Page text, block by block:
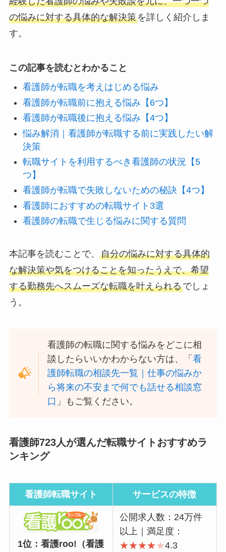
の悩みに対する具体的な解決策を詳しく紹介しま
す。
この記事を読むとわかること
看護師が転職を考えはじめる悩み
看護師が転職前に抱える悩み【6つ】
看護師が転職後に抱える悩み【4つ】
悩み解消｜看護師が転職する前に実践したい解
決策
転職サイトを利用するべき看護師の状況【5
つ】
看護師が転職で失敗しないための秘訣【4つ】
看護師におすすめの転職サイト3選
看護師の転職で生じる悩みに関する質問
本記事を読むことで、 自分の悩みに対する具体的
な解決策や気をつけることを知ったうえで、希望
する勤務先へスムーズな転職を叶えられるでしょ
う。
看護師の転職に関する悩みをどこに相
談したらいいかわからない方は、「看
護師転職の相談先一覧｜仕事の悩みか
ら将来の不安まで何でも話せる相談窓
口 」もご覧ください。
看護師723人が選んだ転職サイトおすすめラ
ンキング
看護師転職サイト サービスの特徴
1位：看護roo!（看護
公開求人数：24万件
以上｜満足度：
★★★★★4.3